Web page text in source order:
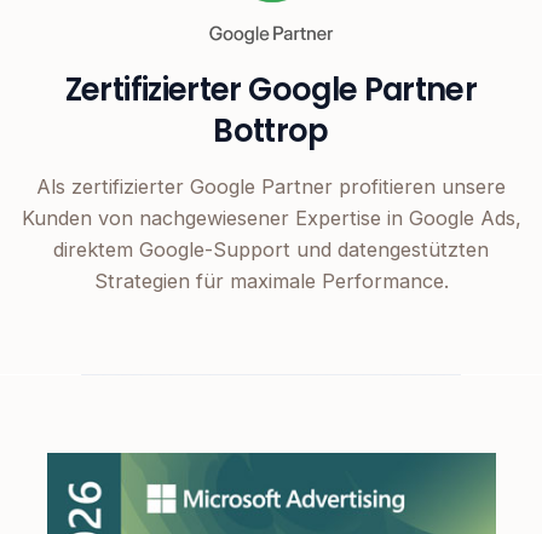
Zertifizierter Google Partner
Bottrop
Als zertifizierter Google Partner profitieren unsere
Kunden von nachgewiesener Expertise in Google Ads,
direktem Google-Support und datengestützten
Strategien für maximale Performance.